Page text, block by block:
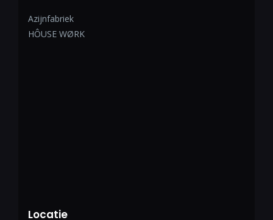
Azijnfabriek
HÔUSE WØRK
Locatie